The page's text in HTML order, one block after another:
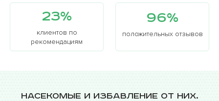
Работы по дезинсекции проводятся с учетом
всех санитарных норм.
23%
клиентов по
рекомендациям
96%
положительных отзывов
Насекомые и избавление от них.